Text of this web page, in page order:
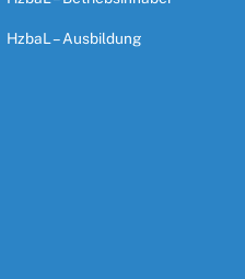
HzbaL – Ausbildung